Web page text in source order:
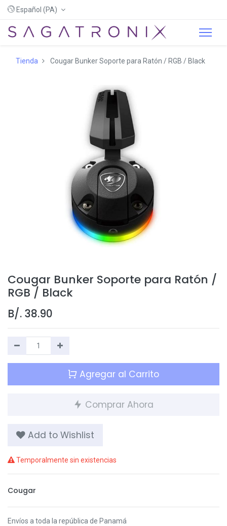
Español (PA)
Tienda Cougar Bunker Soporte para Ratón / RGB / Black
Cougar Bunker Soporte para Ratón /
RGB / Black
B/. 38.90
Agregar al Carrito
Comprar Ahora
Add to Wishlist
Temporalmente sin existencias
Cougar
Envíos a toda la república de Panamá